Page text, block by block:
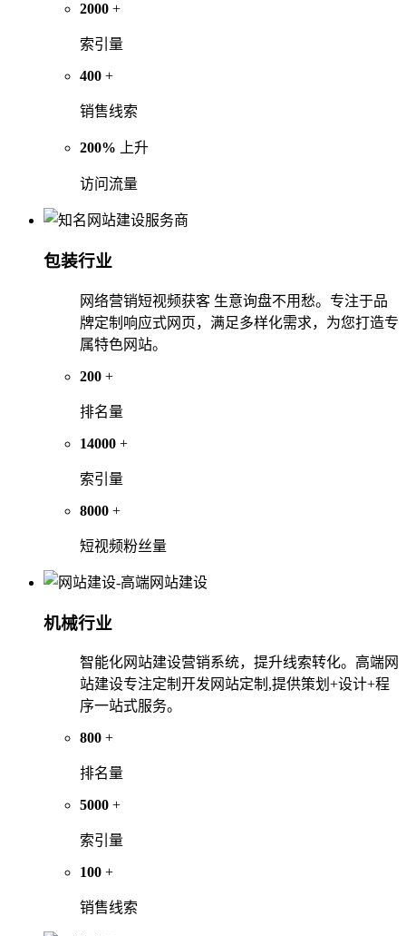
2000 +
索引量
400 +
销售线索
200% 上升
访问流量
包装行业
网络营销短视频获客 生意询盘不用愁。专注于品
牌定制响应式网页，满足多样化需求，为您打造专
属特色网站。
200 +
排名量
14000 +
索引量
8000 +
短视频粉丝量
机械行业
智能化网站建设营销系统，提升线索转化。高端网
站建设专注定制开发网站定制,提供策划+设计+程
序一站式服务。
800 +
排名量
5000 +
索引量
100 +
销售线索